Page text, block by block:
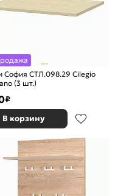
София СТЛ.098.29 Cilegio
(3 шт.)
₽
В корзину